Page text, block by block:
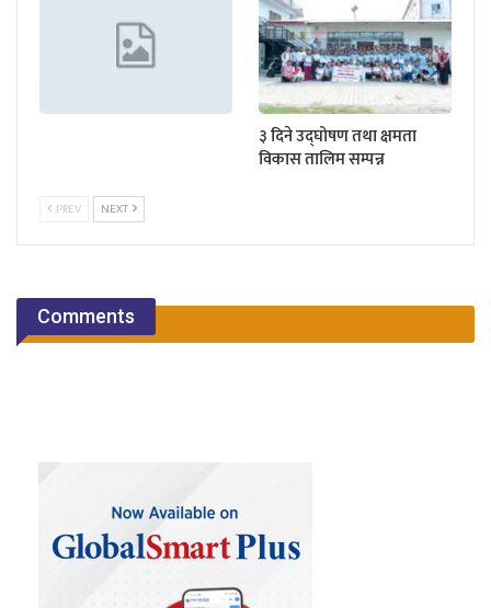
३ दिने उद्घोषण तथा क्षमता
विकास तालिम सम्पन्न
PREV NEXT
Comments